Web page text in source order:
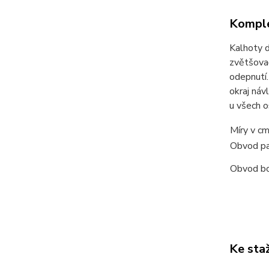
Kalhoty
okraj
u všech
Míry v cm
Obvod
Obvod
Ke